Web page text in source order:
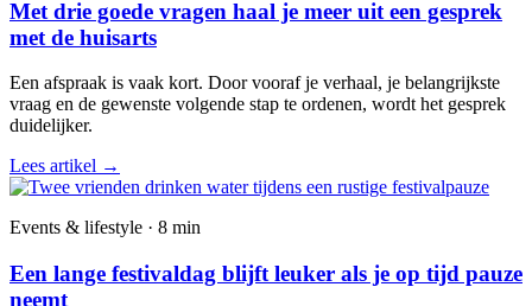
Met drie goede vragen haal je meer uit een gesprek
met de huisarts
Een afspraak is vaak kort. Door vooraf je verhaal, je belangrijkste
vraag en de gewenste volgende stap te ordenen, wordt het gesprek
duidelijker.
Lees artikel →
Events & lifestyle · 8 min
Een lange festivaldag blijft leuker als je op tijd pauze
neemt